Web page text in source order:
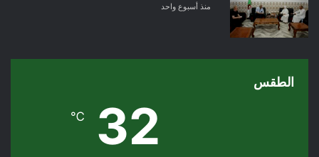
منذ أسبوع واحد
الطقس
32
℃